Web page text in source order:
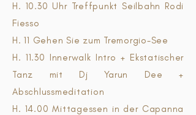
H. 10.30 Uhr Treffpunkt Seilbahn Rodi
Fiesso
H. 11 Gehen Sie zum Tremorgio-See
H. 11.30 Innerwalk Intro + Ekstatischer
Tanz mit Dj Yarun Dee +
Abschlussmeditation
H. 14.00 Mittagessen in der Capanna